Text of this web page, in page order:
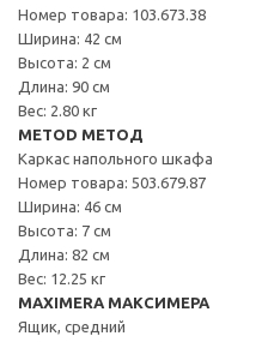
Номер товара: 103.673.38
Ширина: 42 см
Высота: 2 см
Длина: 90 см
Вес: 2.80 кг
METOD МЕТОД
Каркас напольного шкафа
Номер товара: 503.679.87
Ширина: 46 см
Высота: 7 см
Длина: 82 см
Вес: 12.25 кг
MAXIMERA МАКСИМЕРА
Ящик, средний